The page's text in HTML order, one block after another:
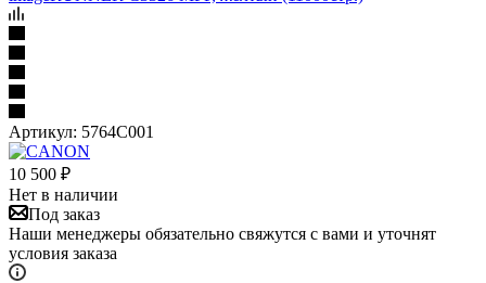
Артикул: 5764C001
10 500 ₽
Нет в наличии
Под заказ
Наши менеджеры обязательно свяжутся с вами и уточнят
условия заказа